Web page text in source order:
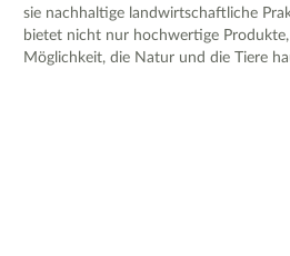
sie nachhaltige landwirtschaftliche
bietet nicht nur hochwertige
Möglichkeit, die Natur und die Tiere